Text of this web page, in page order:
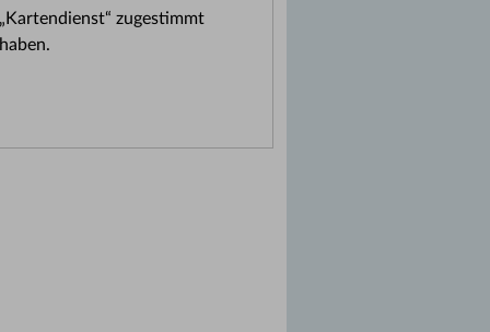
„Kartendienst“ zugestimmt
haben.